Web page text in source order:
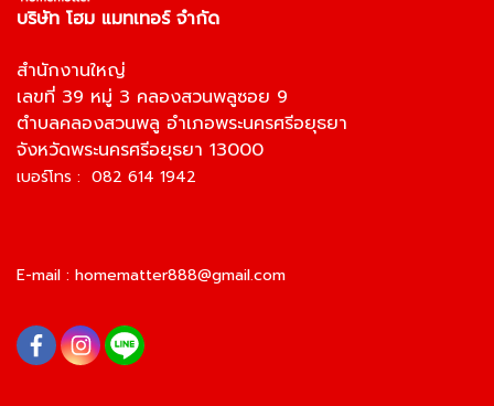
บริษัท โฮม แมทเทอร์ จำกัด
สำนักงานใหญ่
เลขที่ 39 หมู่ 3 คลองสวนพลูซอย 9
ตำบลคลองสวนพลู อำเภอพระนครศรีอยุธยา
จังหวัดพระนครศรีอยุธยา 13000
เบอร์โทร : 082 614 1942
E-mail : homematter888@gmail.com